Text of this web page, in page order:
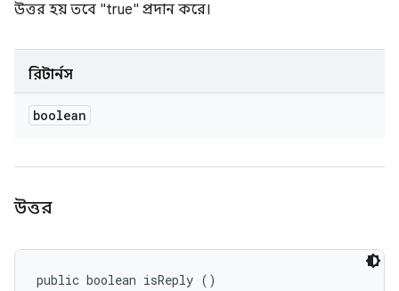
উত্তর হয় তবে "true" প্রদান করে।
রিটার্নস
boolean
উত্তর
public boolean isReply ()